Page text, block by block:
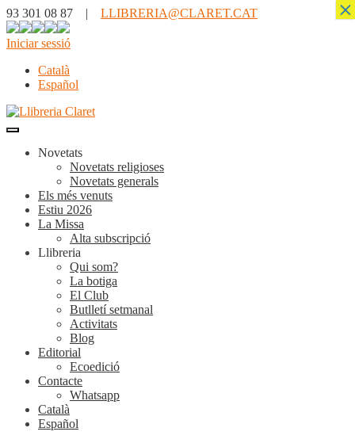
93 301 08 87 | LLIBRERIA@CLARET.CAT
Iniciar sessió
Català
Español
Novetats
Novetats religioses
Novetats generals
Els més venuts
Estiu 2026
La Missa
Alta subscripció
Llibreria
Qui som?
La botiga
El Club
Butlletí setmanal
Activitats
Blog
Editorial
Ecoedició
Contacte
Whatsapp
Català
Español
×